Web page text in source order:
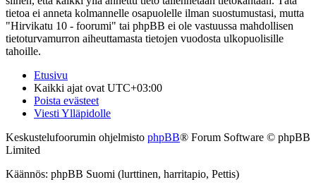
tietoa ei anneta kolmannelle osapuolelle ilman suostumustasi, mutta
"Hirvikatu 10 - foorumi" tai phpBB ei ole vastuussa mahdollisen
tietoturvamurron aiheuttamasta tietojen vuodosta ulkopuolisille
tahoille.
Etusivu
Kaikki ajat ovat UTC+03:00
Poista evästeet
Viesti Ylläpidolle
Keskustelufoorumin ohjelmisto phpBB® Forum Software © phpBB
Limited
Käännös: phpBB Suomi (lurttinen, harritapio, Pettis)